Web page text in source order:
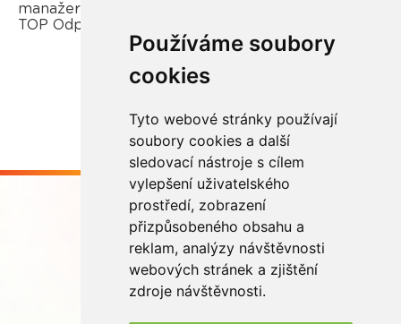
Používáme soubory
cookies
Tyto webové stránky používají
soubory cookies a další
sledovací nástroje s cílem
vylepšení uživatelského
prostředí, zobrazení
přizpůsobeného obsahu a
reklam, analýzy návštěvnosti
webových stránek a zjištění
zdroje návštěvnosti.
manažerka REMA Systém a porotkyně soutěže
TOP Odpovědná firma.
Buďme ve spojení